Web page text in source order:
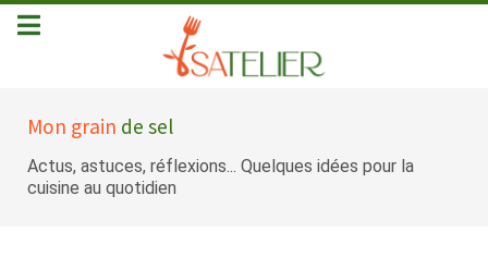
Mon grain de sel
Actus, astuces, réflexions... Quelques idées pour la
cuisine au quotidien